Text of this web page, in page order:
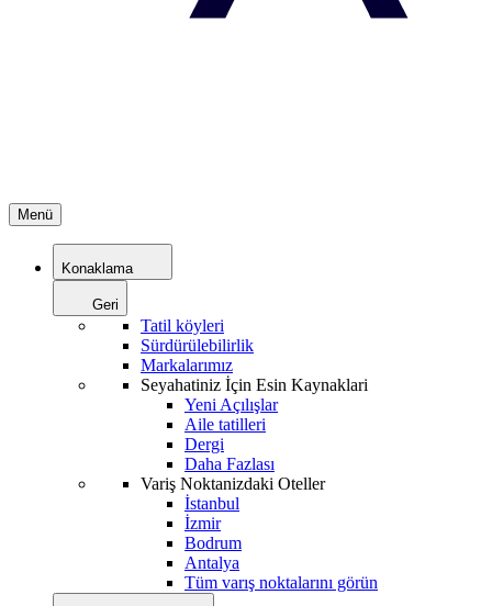
Menü
Konaklama
Geri
Tatil köyleri
Sürdürülebilirlik
Markalarımız
Seyahatiniz İçin Esin Kaynaklari
Yeni Açılışlar
Aile tatilleri
Dergi
Daha Fazlası
Variş Noktanizdaki Oteller
İstanbul
İzmir
Bodrum
Antalya
Tüm varış noktalarını görün